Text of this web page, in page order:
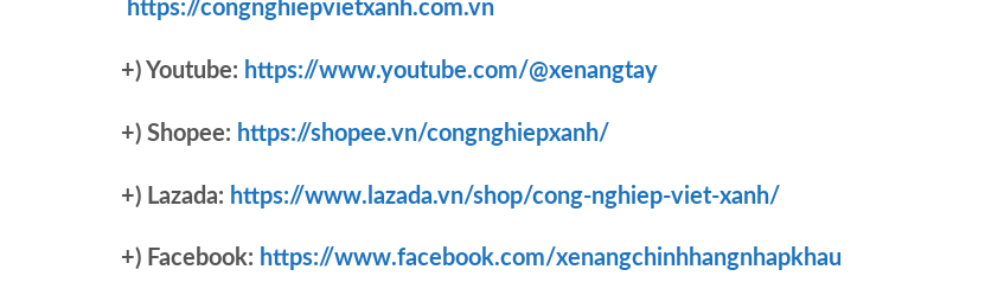
https://congnghiepvietxanh.com.vn
+) Youtube: https://www.youtube.com/@xenangtay
+) Shopee: https://shopee.vn/congnghiepxanh/
+) Lazada: https://www.lazada.vn/shop/cong-nghiep-viet-xanh/
+) Facebook: https://www.facebook.com/xenangchinhhangnhapkhau